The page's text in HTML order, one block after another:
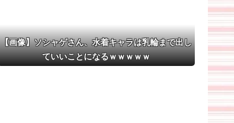
【画像】ソシャゲさん、水着キャラは乳輪まで出し
ていいことになるｗｗｗｗｗ